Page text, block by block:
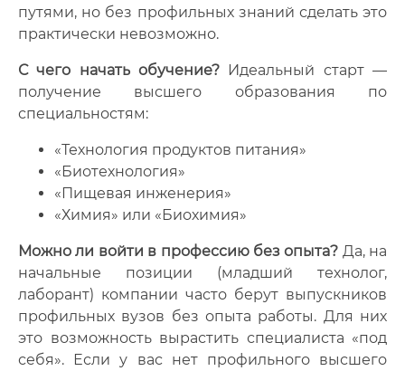
путями, но без профильных знаний сделать это
практически невозможно.
С чего начать обучение? Идеальный старт —
получение высшего образования по
специальностям:
«Технология продуктов питания»
«Биотехнология»
«Пищевая инженерия»
«Химия» или «Биохимия»
Можно ли войти в профессию без опыта? Да, на
начальные позиции (младший технолог,
лаборант) компании часто берут выпускников
профильных вузов без опыта работы. Для них
это возможность вырастить специалиста «под
себя». Если у вас нет профильного высшего